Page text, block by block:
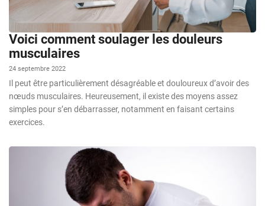
Voici comment soulager les douleurs
musculaires
24 septembre 2022
Il peut être particulièrement désagréable et douloureux d’avoir des
nœuds musculaires. Heureusement, il existe des moyens assez
simples pour s’en débarrasser, notamment en faisant certains
exercices.